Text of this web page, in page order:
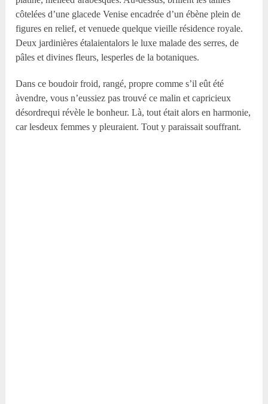
côtelées d’une glacede Venise encadrée d’un ébène plein de
figures en relief, et venuede quelque vieille résidence royale.
Deux jardinières étalaientalors le luxe malade des serres, de
pâles et divines fleurs, lesperles de la botaniques.
Dans ce boudoir froid, rangé, propre comme s’il eût été
àvendre, vous n’eussiez pas trouvé ce malin et capricieux
désordrequi révèle le bonheur. Là, tout était alors en harmonie,
car lesdeux femmes y pleuraient. Tout y paraissait souffrant.